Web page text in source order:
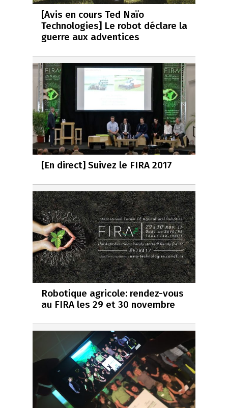
[Avis en cours Ted Naïo
Technologies] Le robot déclare la
guerre aux adventices
[En direct] Suivez le FIRA 2017
Robotique agricole: rendez-vous
au FIRA les 29 et 30 novembre